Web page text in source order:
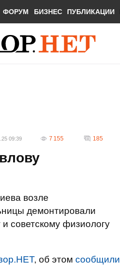
ФОРУМ БИЗНЕС ПУБЛИКАЦИИ
09:39 7 155 185
возле
демонтировали
и советскому физиологу
, об этом сообщили